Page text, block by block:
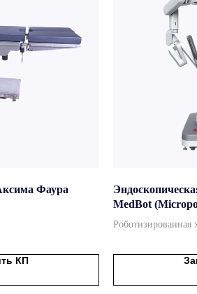
Фаура
КП
MedBot
Роботизированная